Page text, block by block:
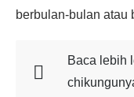
berbulan-bulan atau
Baca lebih